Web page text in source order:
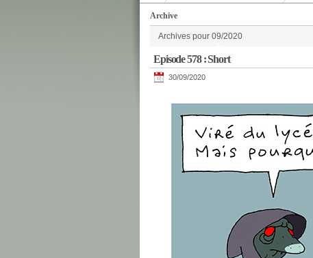
Archive
Archives pour 09/2020
Episode 578 : Short
30/09/2020